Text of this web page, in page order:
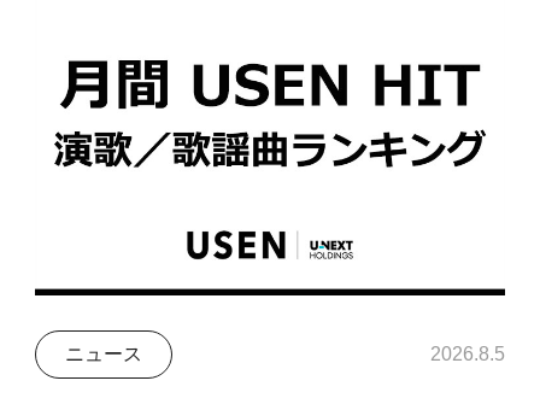
ニュース 2026.8.5